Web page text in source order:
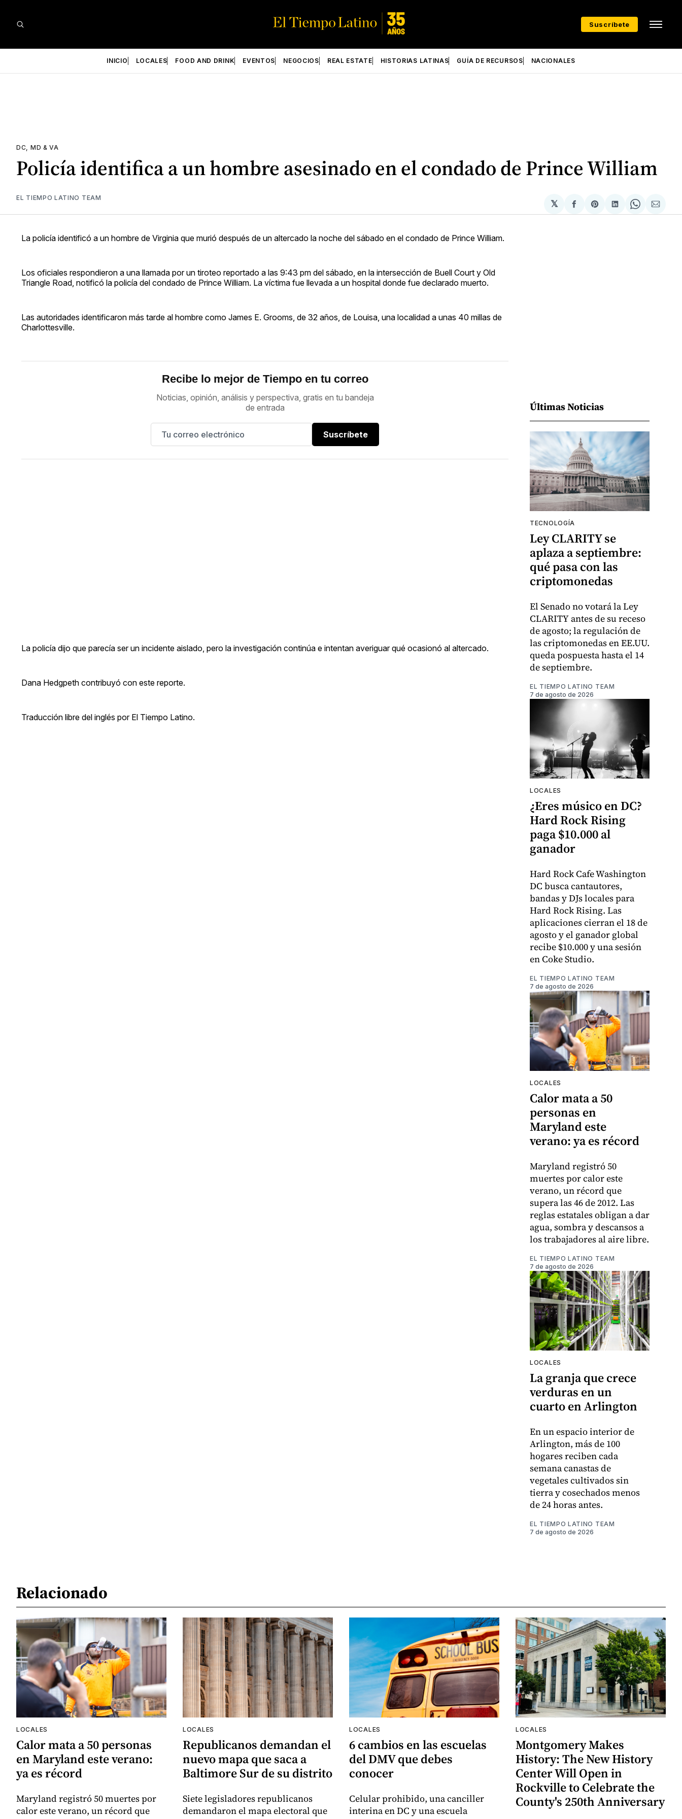
Suscríbete
INICIO LOCALES FOOD AND DRINK EVENTOS NEGOCIOS REAL ESTATE HISTORIAS LATINAS GUÍA DE RECURSOS NACIONALES
DC, MD & VA
Policía identifica a un hombre asesinado en el condado de Prince William
EL TIEMPO LATINO TEAM
𝕏
Compartir
en
Share
on
Compartir
en
Share
on
via
La policía identificó a un hombre de Virginia que murió después de un altercado la noche del sábado en el condado de Prince William.
Los oficiales respondieron a una llamada por un tiroteo reportado a las 9:43 pm del sábado, en la intersección de Buell Court y Old
Triangle Road, notificó la policía del condado de Prince William. La víctima fue llevada a un hospital donde fue declarado muerto.
Las autoridades identificaron más tarde al hombre como James E. Grooms, de 32 años, de Louisa, una localidad a unas 40 millas de
Charlottesville.
Recibe lo mejor de Tiempo en tu correo
Noticias, opinión, análisis y perspectiva, gratis en tu bandeja
de entrada
Suscríbete
La policía dijo que parecía ser un incidente aislado, pero la investigación continúa e intentan averiguar qué ocasionó al altercado.
Dana Hedgpeth contribuyó con este reporte.
Traducción libre del inglés por El Tiempo Latino.
Últimas Noticias
TECNOLOGÍA
Ley CLARITY se
aplaza a septiembre:
qué pasa con las
criptomonedas
El Senado no votará la Ley
CLARITY antes de su receso
de agosto; la regulación de
las criptomonedas en EE.UU.
queda pospuesta hasta el 14
de septiembre.
EL TIEMPO LATINO TEAM
7 de agosto de 2026
LOCALES
¿Eres músico en DC?
Hard Rock Rising
paga $10.000 al
ganador
Hard Rock Cafe Washington
DC busca cantautores,
bandas y DJs locales para
Hard Rock Rising. Las
aplicaciones cierran el 18 de
agosto y el ganador global
recibe $10.000 y una sesión
en Coke Studio.
EL TIEMPO LATINO TEAM
7 de agosto de 2026
LOCALES
Calor mata a 50
personas en
Maryland este
verano: ya es récord
Maryland registró 50
muertes por calor este
verano, un récord que
supera las 46 de 2012. Las
reglas estatales obligan a dar
agua, sombra y descansos a
los trabajadores al aire libre.
EL TIEMPO LATINO TEAM
7 de agosto de 2026
LOCALES
La granja que crece
verduras en un
cuarto en Arlington
En un espacio interior de
Arlington, más de 100
hogares reciben cada
semana canastas de
vegetales cultivados sin
tierra y cosechados menos
de 24 horas antes.
EL TIEMPO LATINO TEAM
7 de agosto de 2026
Relacionado
LOCALES
Calor mata a 50 personas
en Maryland este verano:
ya es récord
Maryland registró 50 muertes por
calor este verano, un récord que
LOCALES
Republicanos demandan el
nuevo mapa que saca a
Baltimore Sur de su distrito
Siete legisladores republicanos
demandaron el mapa electoral que
LOCALES
6 cambios en las escuelas
del DMV que debes
conocer
Celular prohibido, una canciller
interina en DC y una escuela
LOCALES
Montgomery Makes
History: The New History
Center Will Open in
Rockville to Celebrate the
County's 250th Anniversary